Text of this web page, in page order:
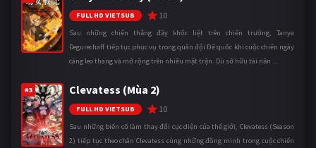
FULL HD VIETSUB 10
Sau những chiến thắng đầy khốc liệt trên chiến trường, Tanya
Degurechaff tiếp tục phục vụ trong quân đội Đế quốc khi cuộc chiến ngày
càng leo thang và mở rộng trên nhiều mặt trận. Dù sở hữu tài năn ...
#3 Clevatess (Mùa 2)
FULL HD VIETSUB 10
Sau những biến cố làm thay đổi cục diện của thế giới, Clevatess (Season
2) tiếp tục theo chân Clevatess cùng những đồng minh trong cuộc chiến